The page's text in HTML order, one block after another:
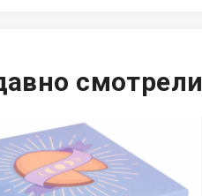
смотрели